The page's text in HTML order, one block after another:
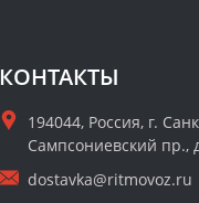
КОНТАКТЫ
194044, Россия, г.
Сампсониевский пр.,
dostavka@ritmovoz.ru